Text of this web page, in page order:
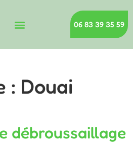
06 83 39 35 59
: Douai
débroussaillage